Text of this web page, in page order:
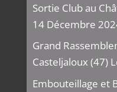
Sortie Club au
14 Décembre
Grand
Casteljaloux (47)
Embouteillage et